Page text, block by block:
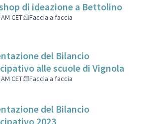
di ideazione a Bettolino
CET Faccia a faccia
del Bilancio
alle scuole di Vignola
CET Faccia a faccia
del Bilancio
2023